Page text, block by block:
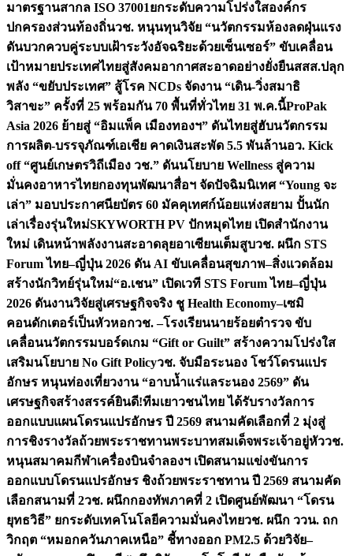
มาตรฐานสากล ISO 37001ยกระดับความโปร่งใสองค์กร
ปกครองส่วนท้องถิ่นวช. หนุนทุนวิจัย “นวัตกรรมห้องลดฝุ่นแรง
ดันบวกควบคู่ระบบเฝ้าระวังอัจฉริยะด้วยเซ็นเซอร์” ขับเคลื่อน
เป้าหมายประเทศไทยสู่สังคมอากาศสะอาดอย่างยั่งยืนสสส.ปลุก
พลัง “ขยับประเทศ” สู้โรค NCDs จัดงาน “เดิน-วิ่งสมาธิ
วิสาขะ” ครั้งที่ 25 พร้อมกัน 70 พื้นที่ทั่วไทย 31 พ.ค.นี้ProPak
Asia 2026 ย้ายสู่ “อิมแพ็ค เมืองทองฯ” ดันไทยสู่ฮับนวัตกรรม
การผลิต-บรรจุภัณฑ์เอเชีย คาดเงินสะพัด 5.5 พันล้านอว. Kick
off “ศูนย์เกษตรวิถีเมือง วช.” ดันนโยบาย Wellness สู่ความ
มั่นคงอาหารไทยกองทุนพัฒนาสื่อฯ จัดปัจฉิมนิเทศ “Young จะ
เล่า” มอบประกาศนียบัตร 60 มัคคุเทศก์น้อยแห่งสยาม ปั้นนัก
เล่าเรื่องรุ่นใหม่SKYWORTH PV ปักหมุดไทย เปิดสำนักงาน
ใหม่ เดินหน้าพลังงานสะอาดลุยอาเซียนเต็มสูบวช. ผนึก STS
Forum ไทย–ญี่ปุ่น 2026 ดัน AI ขับเคลื่อนสุขภาพ–สิ่งแวดล้อม
สร้างนักวิทย์รุ่นใหม่“อ.เชน” เปิดเวที STS Forum ไทย–ญี่ปุ่น
2026 ดันงานวิจัยสู่เศรษฐกิจจริง ชู Health Economy–เซมิ
คอนดักเตอร์เป็นหัวหอกวช. –โรงเรียนนายร้อยตำรวจ ขับ
เคลื่อนนวัตกรรมบอร์ดเกม “Gift or Guilt” สร้างความโปร่งใส
เสริมนโยบาย No Gift Policyวช. จับมือระนอง โชว์โดรนแปร
อักษร หนุนท่องเที่ยวงาน “อาบน้ำแร่แลระนอง 2569” ดัน
เศรษฐกิจสร้างสรรค์ยินดี!ทีมเยาวชนไทย ได้รับรางวัลการ
ออกแบบแผนโดรนแปรอักษร ปี 2569 สนามคัดเลือกที่ 2 มุ่งสู่
การชิงรางวัลถ้วยพระราชทานพระบาทสมเด็จพระเจ้าอยู่หัววช.
หนุนสมาคมกีฬาเครื่องบินจำลองฯ เปิดสนามแข่งขันการ
ออกแบบโดรนแปรอักษร ชิงถ้วยพระราชทาน ปี 2569 สนามคัด
เลือกสนามที่ 2วช. ผนึกกองทัพภาคที่ 2 เปิดศูนย์พัฒนา “โดรน
ยุทธวิธี” ยกระดับเทคโนโลยีความมั่นคงไทยวช. ผนึก ววน. ถก
วิกฤต “หมอกควันภาคเหนือ” ชี้ทางออก PM2.5 ด้วยวิจัย–